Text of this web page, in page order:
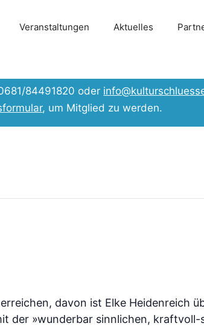
Veranstaltungen Aktuelles
84491820 oder
, um Mitglied zu werden.
davon ist Elke Heidenreich
der »wunderbar sinnlichen, kraftvoll-